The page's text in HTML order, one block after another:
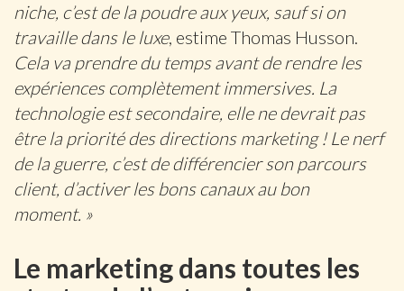
niche, c’est de la poudre aux yeux, sauf si on
travaille dans le luxe, estime Thomas Husson.
Cela va prendre du temps avant de rendre les
expériences complètement immersives. La
technologie est secondaire, elle ne devrait pas
être la priorité des directions marketing ! Le nerf
de la guerre, c’est de différencier son parcours
client, d’activer les bons canaux au bon
moment. »
Le marketing dans toutes les